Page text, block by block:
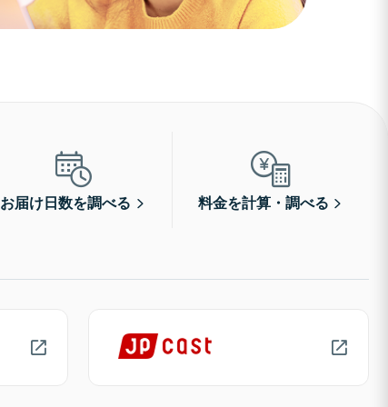
お届け日数を調べる 料金を計算・調べる